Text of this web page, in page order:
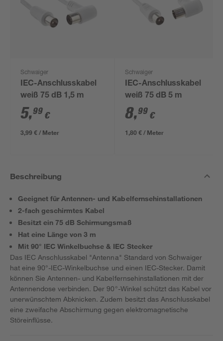
Schwaiger
IEC-Anschlusskabel
weiß 75 dB 1,5 m
5,99 €
3,99 € / Meter
Schwaiger
IEC-Anschlusskabel
weiß 75 dB 5 m
8,99 €
1,80 € / Meter
Beschreibung
Geeignet für Antennen- und Kabelfernsehinstallationen
2-fach geschirmtes Kabel
Besitzt ein 75 dB Schirmungsmaß
Hat eine Länge von 3 m
Mit 90° IEC Winkelbuchse & IEC Stecker
Das IEC Anschlusskabel "Antenna" Standard von Schwaiger
hat eine 90°-IEC-Winkelbuchse und einen IEC-Stecker. Damit
können Sie Antennen- und Kabelfernsehinstallationen mit der
Antennendose verbinden. Der 90°-Winkel schützt das Kabel vor
unerwünschtem Abknicken. Zudem besitzt das Anschlusskabel
eine zweifache Abschirmung gegen elektromagnetische
Störeinflüsse.